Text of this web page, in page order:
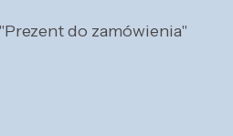
do zamówienia"